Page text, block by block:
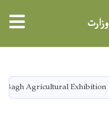
Bagh Agricultural Exhibition